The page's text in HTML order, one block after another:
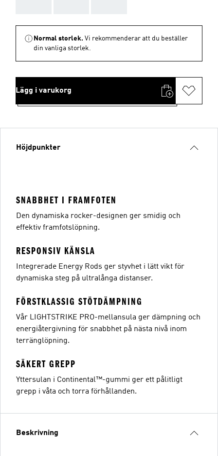
Normal storlek. Vi rekommenderar att du beställer
din vanliga storlek.
Lägg i varukorg
Höjdpunkter
SNABBHET I FRAMFOTEN
Den dynamiska rocker-designen ger smidig och
effektiv framfotslöpning.
RESPONSIV KÄNSLA
Integrerade Energy Rods ger styvhet i lätt vikt för
dynamiska steg på ultralånga distanser.
FÖRSTKLASSIG STÖTDÄMPNING
Vår LIGHTSTRIKE PRO-mellansula ger dämpning och
energiåtergivning för snabbhet på nästa nivå inom
terränglöpning.
SÄKERT GREPP
Yttersulan i Continental™-gummi ger ett pålitligt
grepp i våta och torra förhållanden.
Beskrivning